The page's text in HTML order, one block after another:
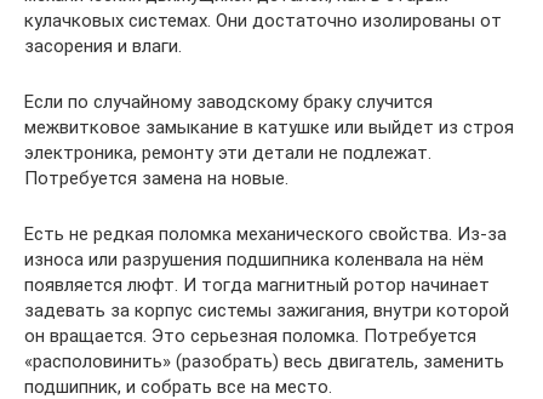
кулачковых системах. Они достаточно изолированы от
засорения и влаги.
Если по случайному заводскому браку случится
межвитковое замыкание в катушке или выйдет из строя
электроника, ремонту эти детали не подлежат.
Потребуется замена на новые.
Есть не редкая поломка механического свойства. Из-за
износа или разрушения подшипника коленвала на нём
появляется люфт. И тогда магнитный ротор начинает
задевать за корпус системы зажигания, внутри которой
он вращается. Это серьезная поломка. Потребуется
«располовинить» (разобрать) весь двигатель, заменить
подшипник, и собрать все на место.